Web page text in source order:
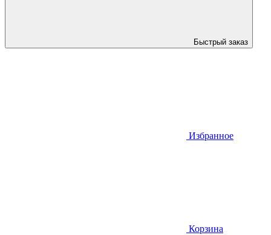
Быстрый заказ
Избранное
Корзина